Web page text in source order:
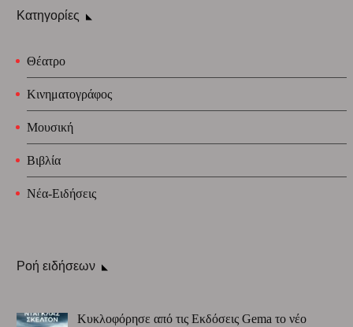
Κατηγορίες
Θέατρο
Κινηματογράφος
Μουσική
Βιβλία
Νέα-Ειδήσεις
Ροή ειδήσεων
Κυκλοφόρησε από τις Εκδόσεις Gema το νέο